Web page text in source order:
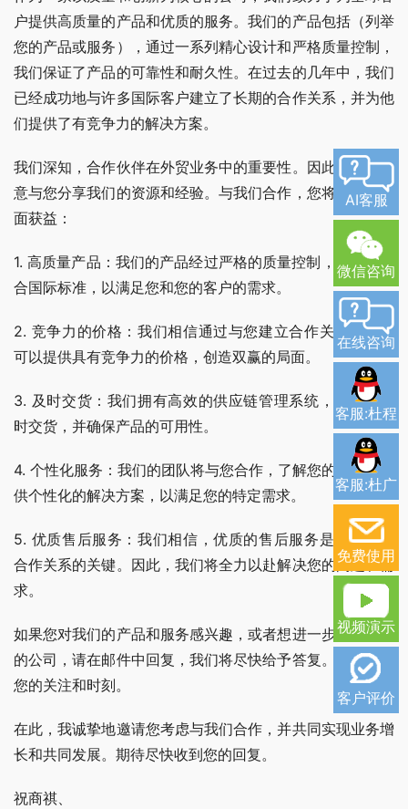
户提供高质量的产品和优质的服务。我们的产品包括（列举
您的产品或服务），通过一系列精心设计和严格质量控制，
我们保证了产品的可靠性和耐久性。在过去的几年中，我们
已经成功地与许多国际客户建立了长期的合作关系，并为他
们提供了有竞争力的解决方案。
我们深知，合作伙伴在外贸业务中的重要性。因此，我们愿
意与您分享我们的资源和经验。与我们合作，您将从以下方
面获益：
1. 高质量产品：我们的产品经过严格的质量控制，以确保符
合国际标准，以满足您和您的客户的需求。
2. 竞争力的价格：我们相信通过与您建立合作关系，我们
可以提供具有竞争力的价格，创造双赢的局面。
3. 及时交货：我们拥有高效的供应链管理系统，以确保按
时交货，并确保产品的可用性。
4. 个性化服务：我们的团队将与您合作，了解您的需求并提
供个性化的解决方案，以满足您的特定需求。
5. 优质售后服务：我们相信，优质的售后服务是建立长期
合作关系的关键。因此，我们将全力以赴解决您的问题和需
求。
如果您对我们的产品和服务感兴趣，或者想进一步了解我们
的公司，请在邮件中回复，我们将尽快给予答复。非常感谢
您的关注和时刻。
在此，我诚挚地邀请您考虑与我们合作，并共同实现业务增
长和共同发展。期待尽快收到您的回复。
祝商祺、
AI客服
微信咨询
在线咨询
客服:杜程
客服:杜广
免费使用
视频演示
客户评价